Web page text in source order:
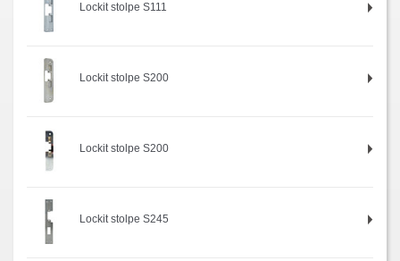
Lockit stolpe S111
Lockit stolpe S200
Lockit stolpe S200
Lockit stolpe S245